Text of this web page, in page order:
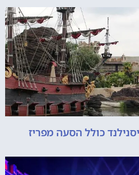
כולל הסעה מפריז